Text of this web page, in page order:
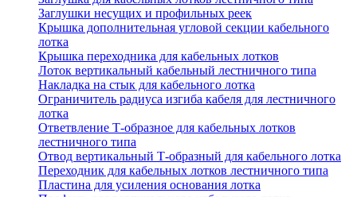
Заглушки несущих и профильных реек
Крышка дополнительная угловой секции кабельного
лотка
Крышка переходника для кабельных лотков
Лоток вертикальный кабельный лестничного типа
Накладка на стык для кабельного лотка
Ограничитель радиуса изгиба кабеля для лестничного
лотка
Ответвление Т-образное для кабельных лотков
лестничного типа
Отвод вертикальный Т-образный для кабельного лотка
Переходник для кабельных лотков лестничного типа
Пластина для усиления основания лотка